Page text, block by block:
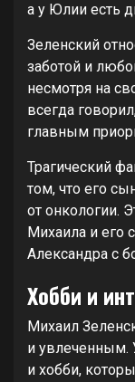
а у Юлии есть
Зеленский
заботой и
несмотря на
всегда
главным
Трагический
том, что его
от онкологии.
Михаила и его
Александра с
Хобби и
Михаил
и увлеченным.
и хобби,